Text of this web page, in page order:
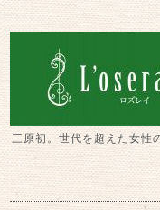
三原初。世代を超えた女性